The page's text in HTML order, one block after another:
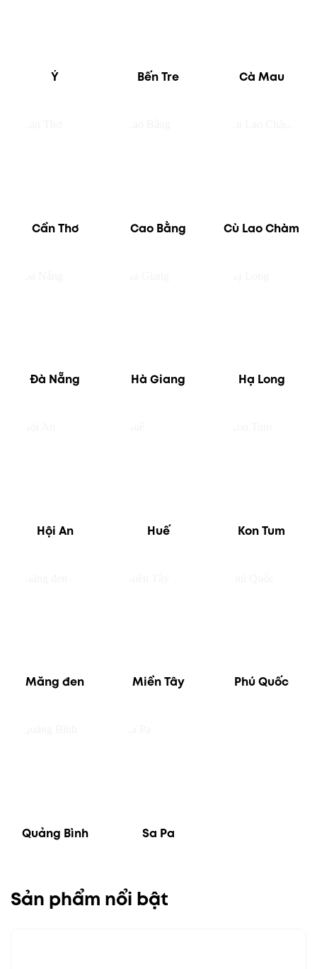
Ý Bến Tre Cà Mau
Cần Thơ Cao Bằng Cù Lao Chàm
Đà Nẵng Hà Giang Hạ Long
Hội An Huế Kon Tum
Măng đen Miền Tây Phú Quốc
Quảng Bình Sa Pa
Sản phẩm nổi bật